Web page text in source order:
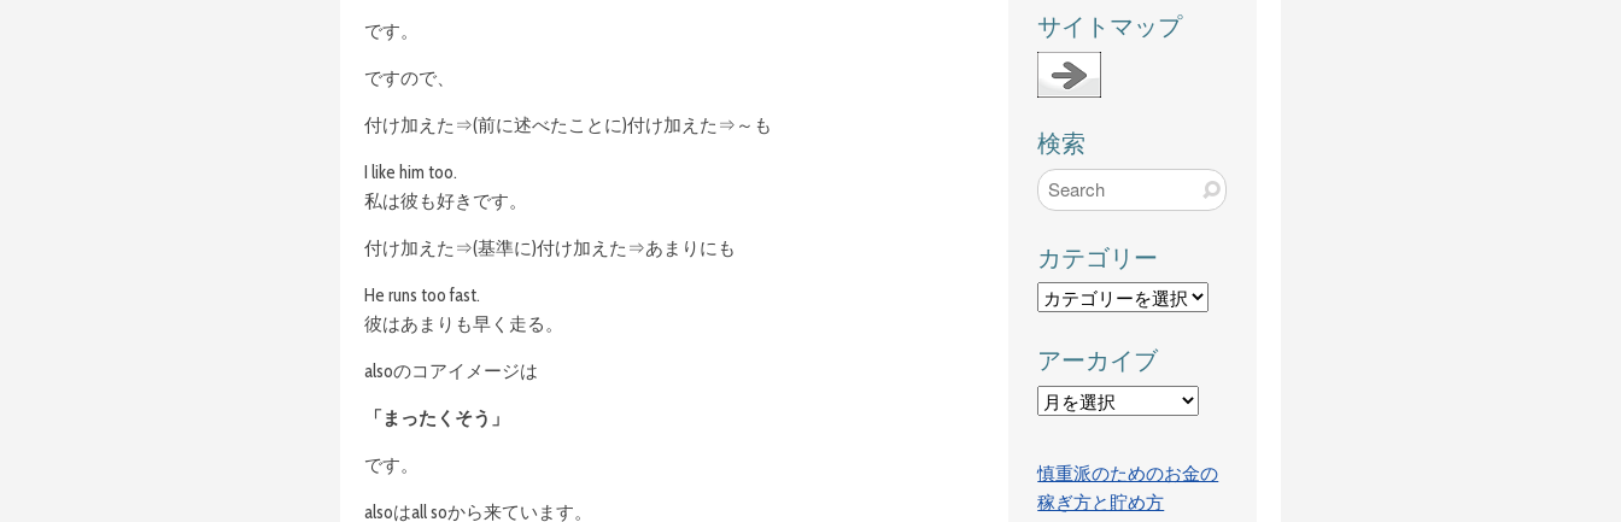
です。
ですので、
付け加えた⇒(前に述べたことに)付け加えた⇒～も
I like him too.
私は彼も好きです。
付け加えた⇒(基準に)付け加えた⇒あまりにも
He runs too fast.
彼はあまりも早く走る。
alsoのコアイメージは
「まったくそう」
です。
alsoはall soから来ています。
サイトマップ
検索
カテゴリー
カ
ゴ
リ
ー
アーカイブ
ア
イ
ブ
慎重派のためのお金の
稼ぎ方と貯め方